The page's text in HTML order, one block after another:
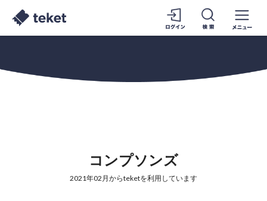
コンプソンズ
2021年02月からteketを利用しています